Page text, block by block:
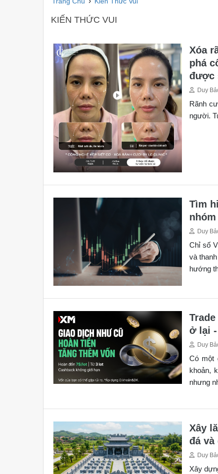
KIẾN THỨC VUI
Xóa
phá
được
Duy
Rãnh
người.
Tìm
Duy
Chỉ số
và
hướng
ở lại -
Duy
Có một
khoản,
nhưng
Xây
đá
Duy
Xây